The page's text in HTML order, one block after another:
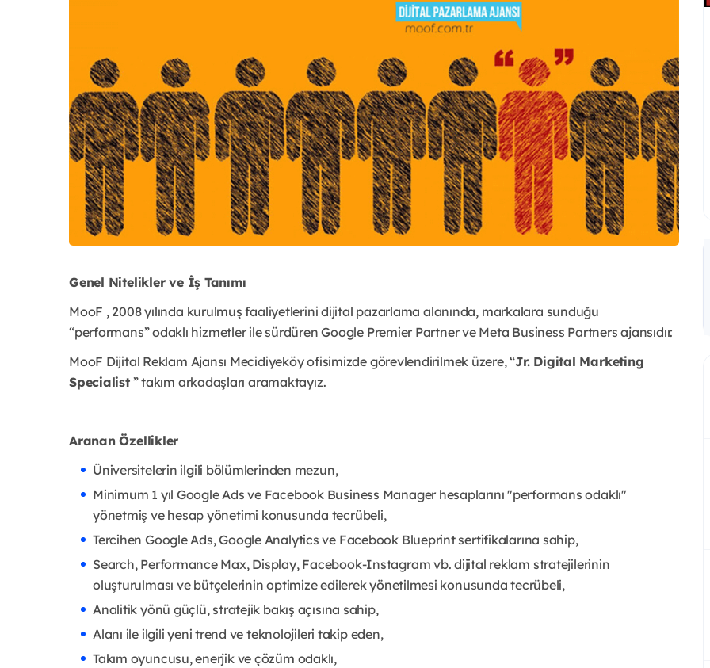
Genel Nitelikler ve İş Tanımı
MooF , 2008 yılında kurulmuş faaliyetlerini dijital pazarlama alanında, markalara sunduğu
“performans” odaklı hizmetler ile sürdüren Google Premier Partner ve Meta Business Partners ajansıdır.
MooF Dijital Reklam Ajansı Mecidiyeköy ofisimizde görevlendirilmek üzere, “Jr. Digital Marketing
Specialist” takım arkadaşları aramaktayız.
Aranan Özellikler
Üniversitelerin ilgili bölümlerinden mezun,
Minimum 1 yıl Google Ads ve Facebook Business Manager hesaplarını "performans odaklı"
yönetmiş ve hesap yönetimi konusunda tecrübeli,
Tercihen Google Ads, Google Analytics ve Facebook Blueprint sertifikalarına sahip,
Search, Performance Max, Display, Facebook-Instagram vb. dijital reklam stratejilerinin
oluşturulması ve bütçelerinin optimize edilerek yönetilmesi konusunda tecrübeli,
Analitik yönü güçlü, stratejik bakış açısına sahip,
Alanı ile ilgili yeni trend ve teknolojileri takip eden,
Takım oyuncusu, enerjik ve çözüm odaklı,